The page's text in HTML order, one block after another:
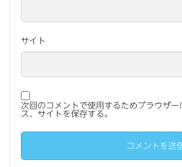
サイト
次回のコメントで使用するためブラウザ
ス、サイトを保存する。